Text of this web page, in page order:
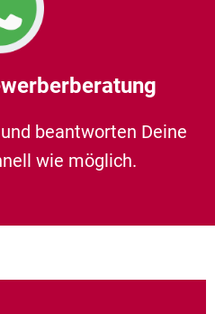
beantworten Deine
wie möglich.